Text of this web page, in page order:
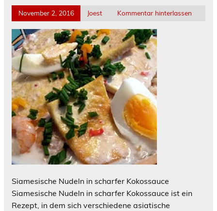
November 2, 2016 Joest Kommentar hinterlassen
Siamesische Nudeln in scharfer Kokossauce
Siamesische Nudeln in scharfer Kokossauce ist ein
Rezept, in dem sich verschiedene asiatische